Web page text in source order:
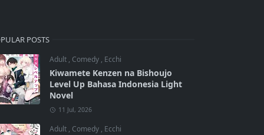
POSTS
Adult , Comedy , Ecchi
Kiwamete Kenzen na Bishoujo
Level Up Bahasa Indonesia Light
Novel
11 Jul, 2026
Adult , Comedy , Ecchi